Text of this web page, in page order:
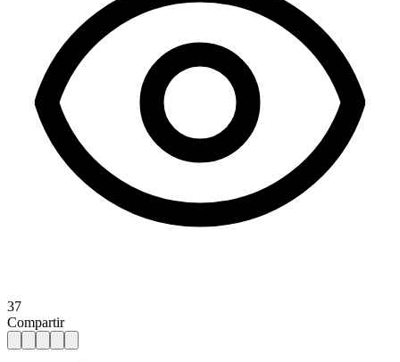
37
Compartir